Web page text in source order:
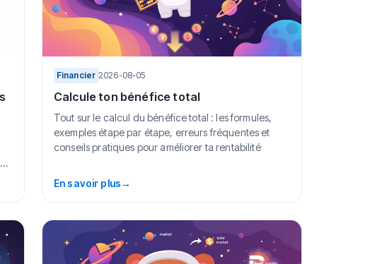
Financier 2026-08-05
Calcule ton bénéfice total
Tout sur le calcul du bénéfice total : les formules,
exemples étape par étape, erreurs fréquentes et
conseils pratiques pour améliorer ta rentabilité
En savoir plus→